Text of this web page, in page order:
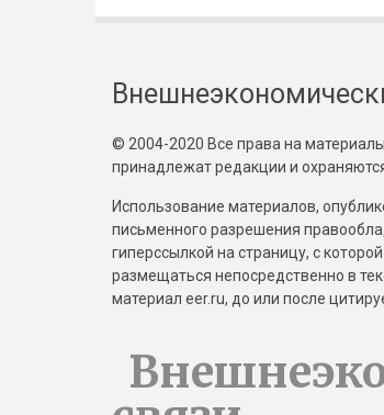
© 2004-2020 Все права на
принадлежат редакции и
Использование материалов,
письменного разрешения
гиперссылкой на страницу, с
размещаться непосредственно в
материал eer.ru, до или после